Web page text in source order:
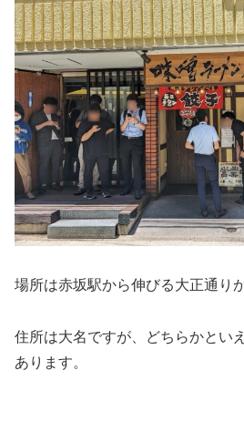
場所は赤坂駅から伸びる大正通り
住所は大名ですが、どちらかとい
あります。